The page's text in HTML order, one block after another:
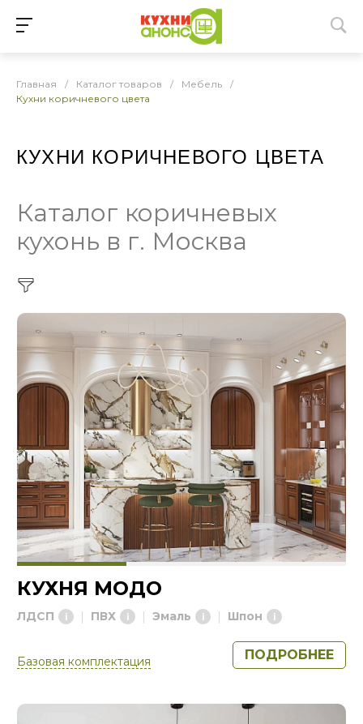
Главная / Каталог товаров / Мебель
/
Кухни коричневого цвета
КУХНИ КОРИЧНЕВОГО ЦВЕТА
Каталог коричневых
кухонь в г. Москва
КУХНЯ МОДО
ЛДСП ПВХ Эмаль Шпон
Базовая комплектация ПОДРОБНЕЕ